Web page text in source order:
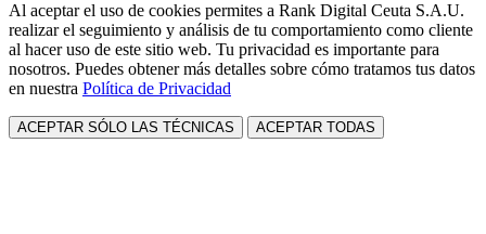
Al aceptar el uso de cookies permites a Rank Digital Ceuta S.A.U.
realizar el seguimiento y análisis de tu comportamiento como cliente
al hacer uso de este sitio web. Tu privacidad es importante para
nosotros. Puedes obtener más detalles sobre cómo tratamos tus datos
en nuestra Política de Privacidad
ACEPTAR SÓLO LAS TÉCNICAS ACEPTAR TODAS